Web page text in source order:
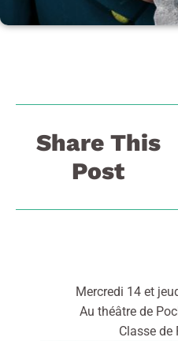
Share This
Post
Mercredi 14 et
Au théâtre de
Classe de